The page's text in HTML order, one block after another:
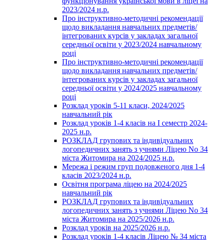
2023/2024 н.р.
Про інструктивно-методичні рекомендації
щодо викладання навчальних предметів/
інтегрованих курсів у закладах загальної
середньої освіти у 2023/2024 навчальному
році
Про інструктивно-методичні рекомендації
щодо викладання навчальних предметів/
інтегрованих курсів у закладах загальної
середньої освіти у 2024/2025 навчальному
році
Розклад уроків 5-11 класи, 2024/2025
навчальний рік
Розклад уроків 1-4 класів на І семестр 2024-
2025 н.р.
РОЗКЛАД групових та індивідуальних
логопедичних занять з учнями Ліцею No 34
міста Житомира на 2024/2025 н.р.
Мережа і режим груп подовженого дня 1-4
класів 2023/2024 н.р.
Освітня програма ліцею на 2024/2025
навчальний рік
РОЗКЛАД групових та індивідуальних
логопедичних занять з учнями Ліцею No 34
міста Житомира на 2025/2026 н.р.
Розклад уроків на 2025/2026 н.р.
Розклад уроків 1-4 класів Ліцею № 34 міста